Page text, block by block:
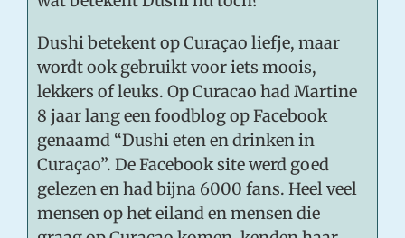
Dushi betekent op Curaçao liefje, maar
wordt ook gebruikt voor iets moois,
lekkers of leuks. Op Curacao had Martine
8 jaar lang een foodblog op Facebook
genaamd “Dushi eten en drinken in
Curaçao”. De Facebook site werd goed
gelezen en had bijna 6000 fans. Heel veel
mensen op het eiland en mensen die